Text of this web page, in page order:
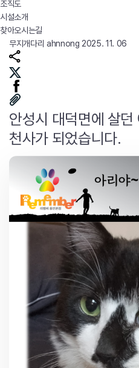
조직도
시설소개
찾아오시는길
무지개다리 ahnnong 2025. 11. 06
안성시 대덕면에 살던
천사가 되었습니다.